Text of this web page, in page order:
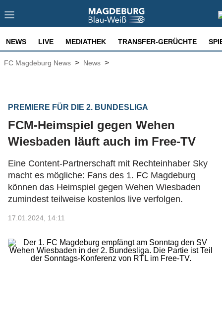
NEWS LIVE MEDIATHEK TRANSFER-GERÜCHTE
FC Magdeburg News > News >
PREMIERE FÜR DIE 2. BUNDESLIGA
FCM-Heimspiel gegen Wehen
Wiesbaden läuft auch im Free-TV
Eine Content-Partnerschaft mit Rechteinhaber Sky
macht es mögliche: Fans des 1. FC Magdeburg
können das Heimspiel gegen Wehen Wiesbaden
zumindest teilweise kostenlos live verfolgen.
17.01.2024, 14:11